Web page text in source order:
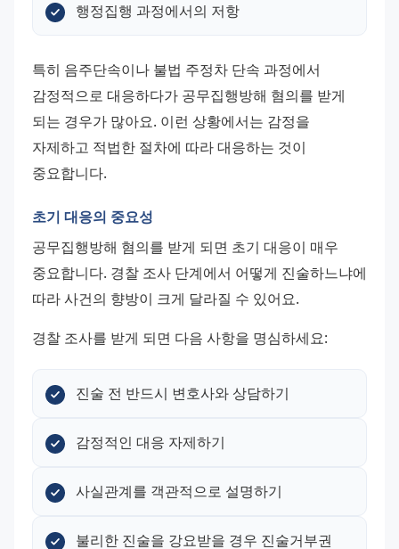
행정집행 과정에서의 저항
특히 음주단속이나 불법 주정차 단속 과정에서
감정적으로 대응하다가 공무집행방해 혐의를 받게
되는 경우가 많아요. 이런 상황에서는 감정을
자제하고 적법한 절차에 따라 대응하는 것이
중요합니다.
초기 대응의 중요성
공무집행방해 혐의를 받게 되면 초기 대응이 매우
중요합니다. 경찰 조사 단계에서 어떻게 진술하느냐에
따라 사건의 향방이 크게 달라질 수 있어요.
경찰 조사를 받게 되면 다음 사항을 명심하세요:
진술 전 반드시 변호사와 상담하기
감정적인 대응 자제하기
사실관계를 객관적으로 설명하기
불리한 진술을 강요받을 경우 진술거부권